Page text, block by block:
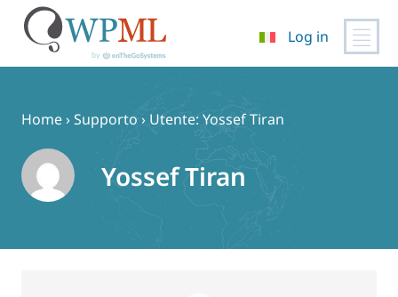
contenuto
Log in
Home›Supporto › Utente: Yossef Tiran
Yossef Tiran